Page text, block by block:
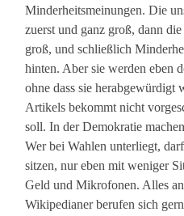
Minderheitsmeinungen. Die
zuerst und ganz groß, dann
groß, und schließlich
hinten. Aber sie werden eben
ohne dass sie herabgewürdigt
Artikels bekommt nicht
soll. In der Demokratie
Wer bei Wahlen unterliegt,
sitzen, nur eben mit weniger
Geld und Mikrofonen. Alles
Wikipedianer berufen sich